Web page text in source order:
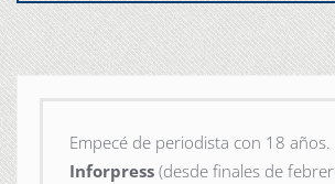
Empecé de periodista con 18 años.
Inforpress (desde finales de